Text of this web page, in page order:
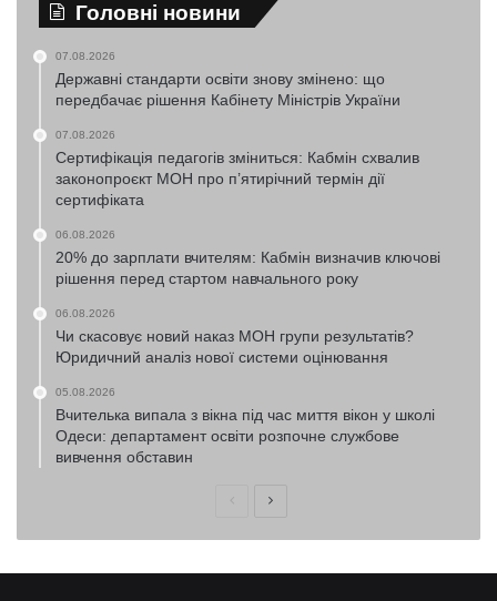
Головні новини
07.08.2026
Державні стандарти освіти знову змінено: що
передбачає рішення Кабінету Міністрів України
07.08.2026
Сертифікація педагогів зміниться: Кабмін схвалив
законопроєкт МОН про п’ятирічний термін дії
сертифіката
06.08.2026
20% до зарплати вчителям: Кабмін визначив ключові
рішення перед стартом навчального року
06.08.2026
Чи скасовує новий наказ МОН групи результатів?
Юридичний аналіз нової системи оцінювання
05.08.2026
Вчителька випала з вікна під час миття вікон у школі
Одеси: департамент освіти розпочне службове
вивчення обставин
ПопередняНаступна